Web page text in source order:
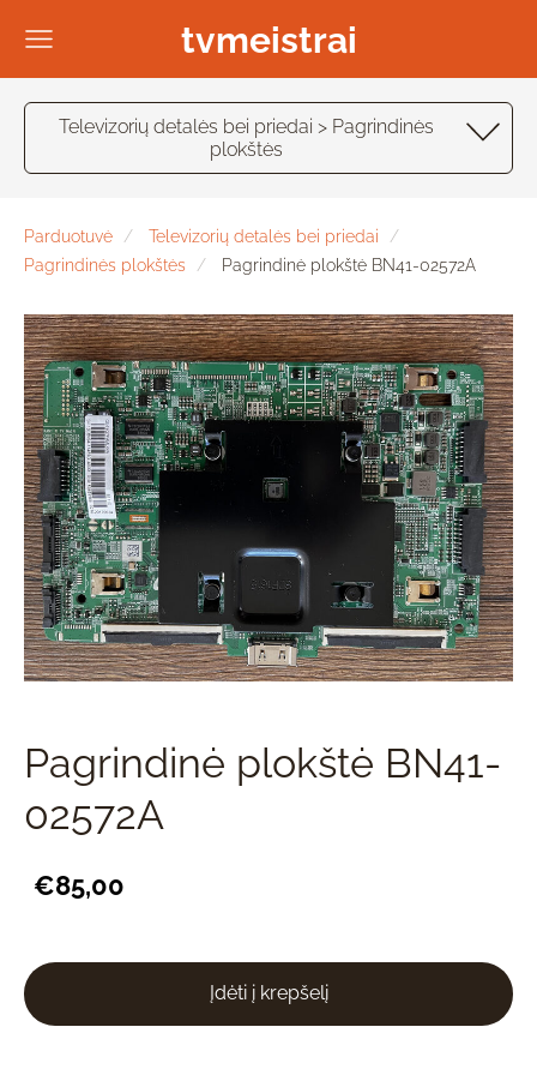
tvmeistrai
Televizorių detalės bei priedai > Pagrindinės
plokštės
Parduotuvė
Televizorių detalės bei priedai
Pagrindinės plokštės
Pagrindinė plokštė BN41-02572A
Pagrindinė plokštė BN41-
02572A
€85,00
Įdėti į krepšelį